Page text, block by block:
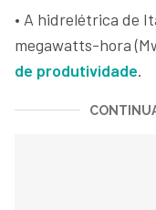
• A hidrelétrica de
megawatts-hora
de produtividade.